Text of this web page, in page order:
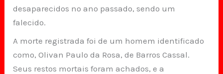
desaparecidos no ano passado, sendo um
falecido.
A morte registrada foi de um homem identificado
como, Olivan Paulo da Rosa, de Barros Cassal.
Seus restos mortais foram achados, e a